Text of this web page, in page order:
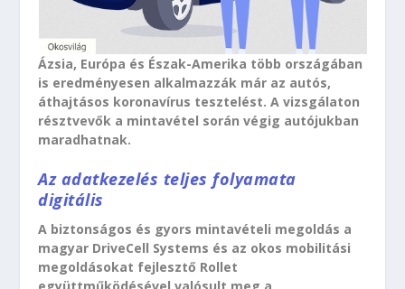
Ázsia, Európa és Észak-Amerika több országában
is eredményesen alkalmazzák már az autós,
áthajtásos koronavírus tesztelést. A vizsgálaton
résztvevők a mintavétel során végig autójukban
maradhatnak.
Az adatkezelés teljes folyamata
digitális
A biztonságos és gyors mintavételi megoldás a
magyar DriveCell Systems és az okos mobilitási
megoldásokat fejlesztő Rollet